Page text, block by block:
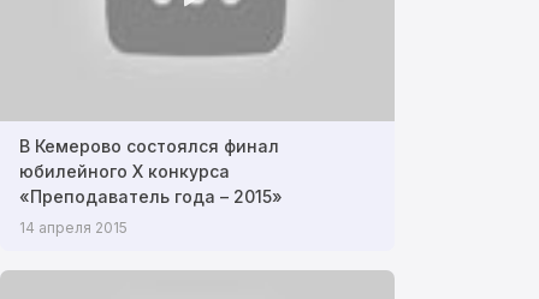
В Кемерово состоялся финал
юбилейного X конкурса
«Преподаватель года – 2015»
14 апреля 2015